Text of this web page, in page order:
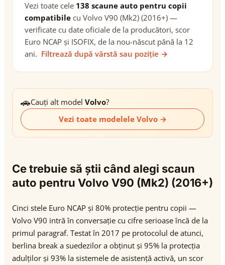
Vezi toate cele 138 scaune auto pentru copii
compatibile cu Volvo V90 (Mk2) (2016+) —
verificate cu date oficiale de la producători, scor
Euro NCAP și ISOFIX, de la nou-născut până la 12
ani. Filtrează după vârstă sau poziție →
🚗Cauți alt model Volvo?
Vezi toate modelele Volvo →
Ce trebuie să știi când alegi scaun
auto pentru Volvo V90 (Mk2) (2016+)
Cinci stele Euro NCAP și 80% protecție pentru copii —
Volvo V90 intră în conversație cu cifre serioase încă de la
primul paragraf. Testat în 2017 pe protocolul de atunci,
berlina break a suedezilor a obținut și 95% la protecția
adulților și 93% la sistemele de asistență activă, un scor